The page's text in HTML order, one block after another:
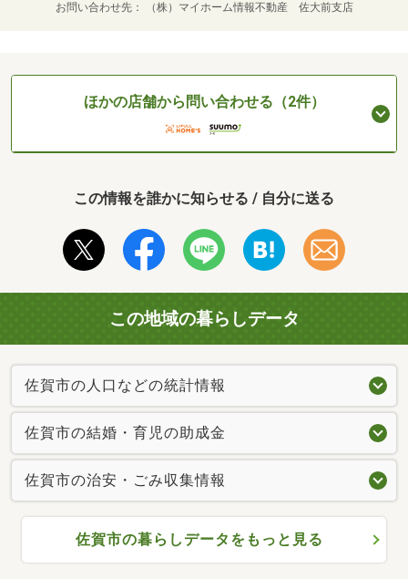
お問い合わせ先 （株）マイホーム情報不動産 佐大前支店
ほかの店舗から問い合わせる（2件）
この情報を誰かに知らせる / 自分に送る
この地域の暮らしデータ
佐賀市の人口などの統計情報
佐賀市の結婚・育児の助成金
佐賀市の治安・ごみ収集情報
佐賀市の暮らしデータをもっと見る